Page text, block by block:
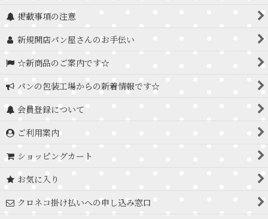
掲載事項の注意
新規開店パン屋さんのお手伝い
☆新商品のご案内です☆
パンの包装工場からの新着情報です☆
会員登録について
ご利用案内
ショッピングカート
お気に入り
クロネコ掛け払いへの申し込み窓口